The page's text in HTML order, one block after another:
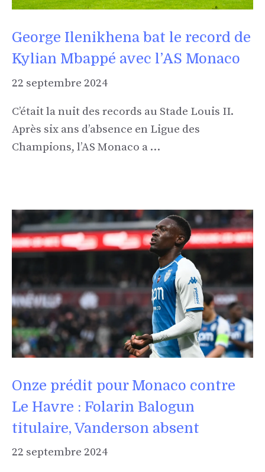
George Ilenikhena bat le record de
Kylian Mbappé avec l’AS Monaco
22 septembre 2024
C’était la nuit des records au Stade Louis II.
Après six ans d’absence en Ligue des
Champions, l’AS Monaco a …
Onze prédit pour Monaco contre
Le Havre : Folarin Balogun
titulaire, Vanderson absent
22 septembre 2024